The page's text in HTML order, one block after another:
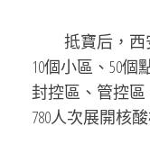
抵寶后，西
10個小區、50
封控區、管控區
780人次展開核